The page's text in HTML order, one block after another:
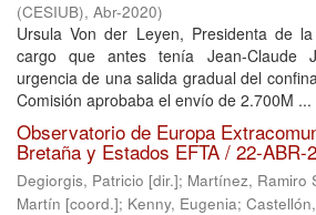
(CESIUB), Abr-2020)
Ursula Von der Leyen, Presidenta de
cargo que antes tenía Jean-Claude
urgencia de una salida gradual del
Comisión aprobaba el envío de 2.700M ...
Observatorio de Europa
Bretaña y Estados EFTA / 22-ABR-
Degiorgis, Patricio [dir.]; Martínez, Ramiro
Martín [coord.]; Kenny, Eugenia;